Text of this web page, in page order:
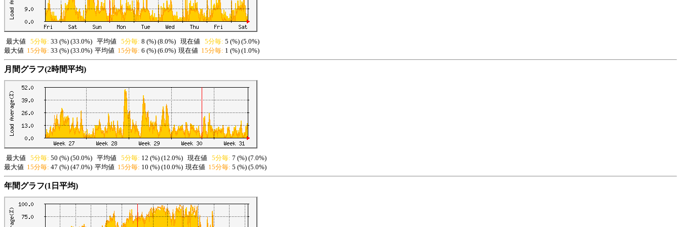
最大値 5分毎: 33 (%) (33.0%) 平均値 5分毎: 8 (%) (8.0%) 現在値 5分毎: 5 (%) (5.0%)
最大値 15分毎: 33 (%) (33.0%) 平均値 15分毎: 6 (%) (6.0%) 現在値 15分毎: 1 (%) (1.0%)
月間グラフ(2時間平均)
最大値 5分毎: 50 (%) (50.0%) 平均値 5分毎: 12 (%) (12.0%) 現在値 5分毎: 7 (%) (7.0%)
最大値 15分毎: 47 (%) (47.0%) 平均値 15分毎: 10 (%) (10.0%) 現在値 15分毎: 5 (%) (5.0%)
年間グラフ(1日平均)